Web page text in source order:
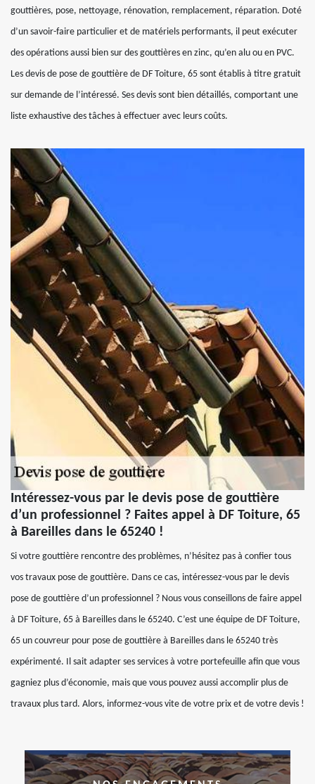
gouttières, pose, nettoyage, rénovation, remplacement, réparation. Doté
d’un savoir-faire particulier et de matériels performants, il peut exécuter
des opérations aussi bien sur des gouttières en zinc, qu’en alu ou en PVC.
Les devis de pose de gouttière de DF Toiture, 65 sont établis à titre gratuit
sur demande de l’intéressé. Ses devis sont bien détaillés, comportant une
liste exhaustive des tâches à effectuer avec leurs coûts.
Intéressez-vous par le devis pose de gouttière
d’un professionnel ? Faites appel à DF Toiture, 65
à Bareilles dans le 65240 !
Si votre gouttière rencontre des problèmes, n’hésitez pas à confier tous
vos travaux pose de gouttière. Dans ce cas, intéressez-vous par le devis
pose de gouttière d’un professionnel ? Nous vous conseillons de faire appel
à DF Toiture, 65 à Bareilles dans le 65240. C’est une équipe de DF Toiture,
65 un couvreur pour pose de gouttière à Bareilles dans le 65240 très
expérimenté. Il sait adapter ses services à votre portefeuille afin que vous
gagniez plus d’économie, mais que vous pouvez aussi accomplir plus de
travaux plus tard. Alors, informez-vous vite de votre prix et de votre devis !